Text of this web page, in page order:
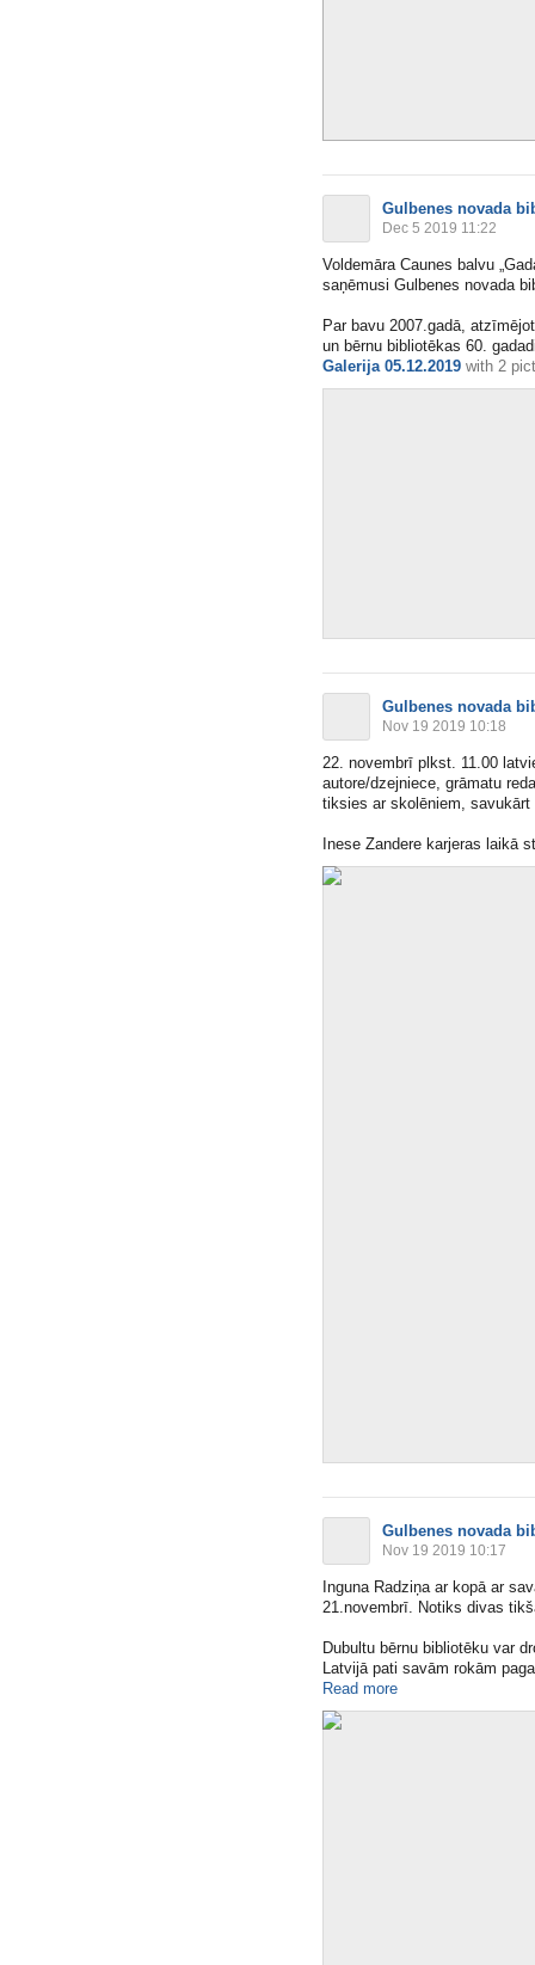
Gulbenes novada
Dec 5 2019 11:22
Voldemāra Caunes balvu
saņēmusi Gulbenes novada
Par bavu 2007.gadā,
un bērnu bibliotēkas 60.
Galerija 05.12.2019 with 2
Gulbenes novada
Nov 19 2019 10:18
22. novembrī plkst. 11.00
autore/dzejniece, grāmatu
tiksies ar skolēniem,
Inese Zandere karjeras laikā
Gulbenes novada
Nov 19 2019 10:17
Inguna Radziņa ar kopā ar
21.novembrī. Notiks divas
Dubultu bērnu bibliotēku var
Latvijā pati savām rokām
Read more